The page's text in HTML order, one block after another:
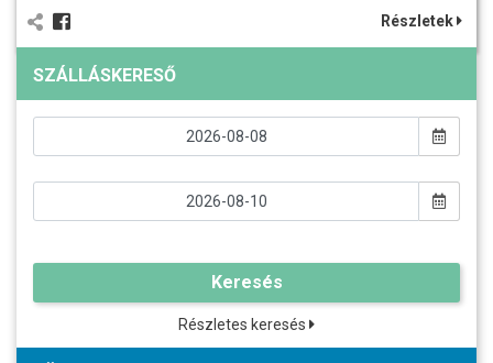
Részletek
SZÁLLÁSKERESŐ
Keresés
Részletes keresés